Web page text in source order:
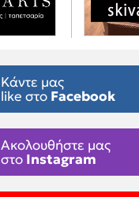
Κάντε μας
like στο Facebook
Ακολουθήστε μας
στο Instagram